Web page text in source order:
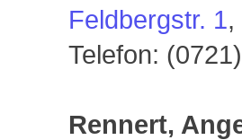
Feldbergstr. 1,
Telefon:
Rennert,